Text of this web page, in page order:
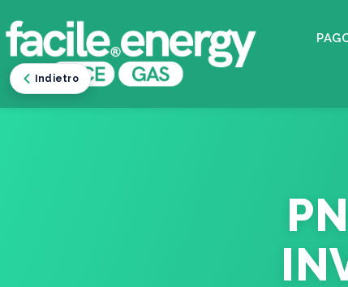
Indietro